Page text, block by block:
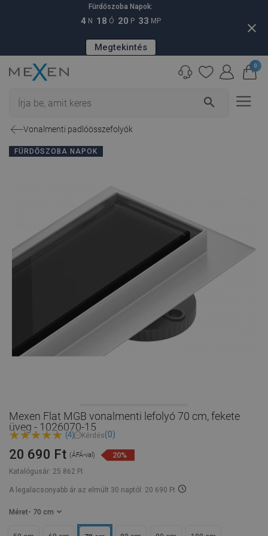
Fürdőszoba Napok:
4 N 18 Ó 20 P 32 MP
Megtekintés
close
search
0
Vonalmenti padlóösszefolyók
FÜRDŐSZOBA NAPOK
Mexen Flat MGB vonalmenti lefolyó 70 cm, fekete
üveg - 1026070-15
(4) Kérdés(0)
Katalógusár: 25 862 Ft
20 690 Ft (ÁFÁ-val) 20%
A legalacsonyabb ár az elmúlt 30 naptól: 20 690 Ft
Méret - 70 cm